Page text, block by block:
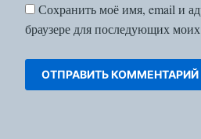
Сохранить моё имя, email и
браузере для последующих